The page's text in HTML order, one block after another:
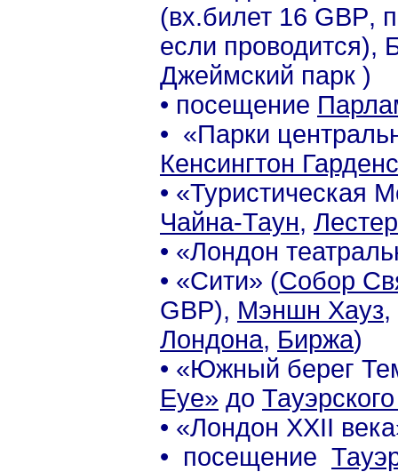
(вх.билет 16 GBP,
если проводится),
Джеймский парк )
• посещение
• «Парки
Кенсингтон Гарденс
• «Туристическая
Чайна-Таун,
• «Лондон
• «Сити» (Cобор
GBP), Мэншн Хауз,
Лондона, Биржа)
• «Южный берег
Eye» до
• «Лондон XXII
• посещение